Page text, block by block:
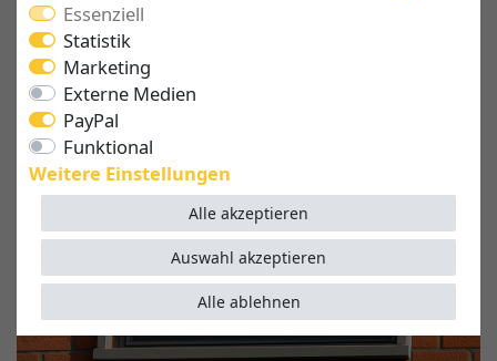
Essenziell
Statistik
Marketing
Externe Medien
PayPal
Funktional
Weitere Einstellungen
Alle akzeptieren
Alle ablehnen
Auswahl akzeptieren